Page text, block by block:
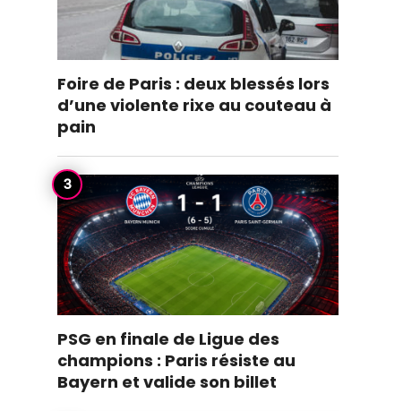
Foire de Paris : deux blessés lors
d’une violente rixe au couteau à
pain
PSG en finale de Ligue des
champions : Paris résiste au
Bayern et valide son billet